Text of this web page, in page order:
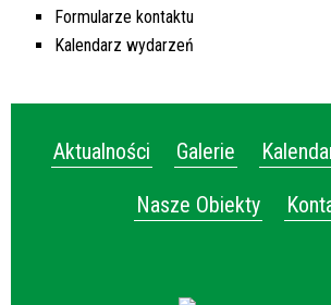
Formularze kontaktu
Kalendarz wydarzeń
Aktualności Galerie
Nasze Obiekty